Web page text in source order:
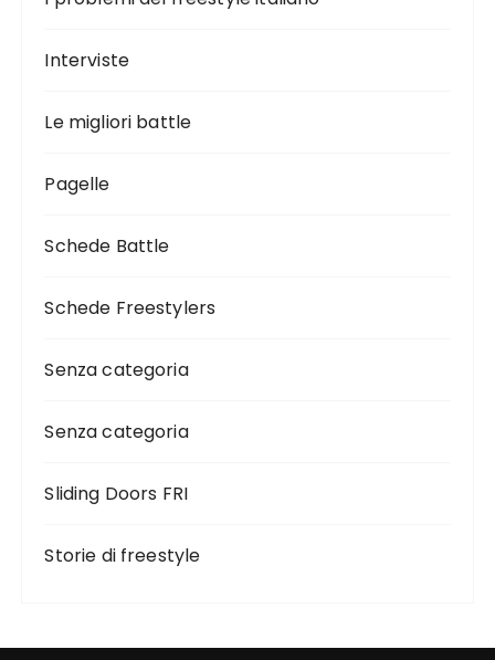
Interviste
Le migliori battle
Pagelle
Schede Battle
Schede Freestylers
Senza categoria
Senza categoria
Sliding Doors FRI
Storie di freestyle